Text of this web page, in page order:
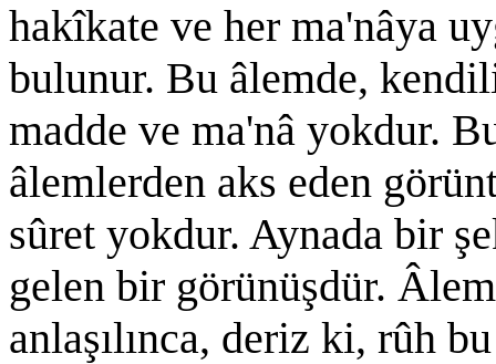
hakîkate ve her ma'nâya
bulunur. Bu âlemde,
madde ve ma'nâ yokdur.
âlemlerden aks eden
sûret yokdur. Aynada bir
gelen bir görünüşdür.
anlaşılınca, deriz ki, rûh